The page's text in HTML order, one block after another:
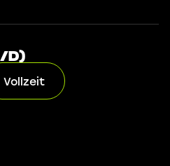
d)
Vollzeit